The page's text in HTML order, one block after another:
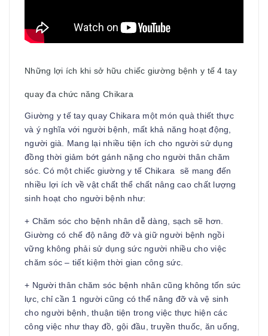
Những lợi ích khi sở hữu chiếc giường bệnh y tế 4 tay
quay đa chức năng Chikara
Giường y tế tay quay Chikara một món quà thiết thực
và ý nghĩa với người bệnh, mất khả năng hoạt động,
người già. Mang lại nhiều tiện ích cho người sử dụng
đồng thời giảm bớt gánh nặng cho người thân chăm
sóc. Có một chiếc giường y tế Chikara sẽ mang đến
nhiều lợi ích về vật chất thể chất nâng cao chất lượng
sinh hoạt cho người bệnh như:
+ Chăm sóc cho bệnh nhân dễ dàng, sạch sẽ hơn.
Giường có chế độ nâng đỡ và giữ người bệnh ngồi
vững không phải sử dụng sức người nhiều cho việc
chăm sóc – tiết kiệm thời gian công sức.
+ Người thân chăm sóc bệnh nhân cũng không tốn sức
lực, chỉ cần 1 người cũng có thể nâng đỡ và vệ sinh
cho người bệnh, thuận tiện trong việc thực hiện các
công việc như thay đồ, gội đầu, truyền thuốc, ăn uống,